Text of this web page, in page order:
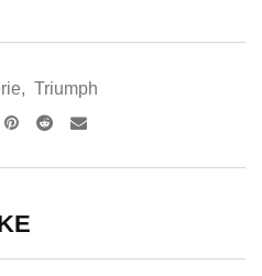
, Triumph
Pinterest
RedditShare